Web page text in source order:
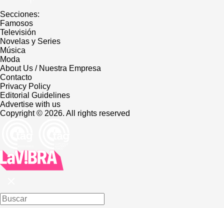
Secciones:
Famosos
Televisión
Novelas y Series
Música
Moda
About Us / Nuestra Empresa
Contacto
Privacy Policy
Editorial Guidelines
Advertise with us
Copyright © 2026. All rights reserved